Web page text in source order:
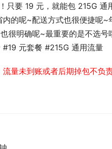
只要 19 元，就能包 215G
的呢~配送方式也很便捷呢
很明确呢~最重要的是不选
元套餐 #215G 通用流量
量未到账或者后期掉包不负